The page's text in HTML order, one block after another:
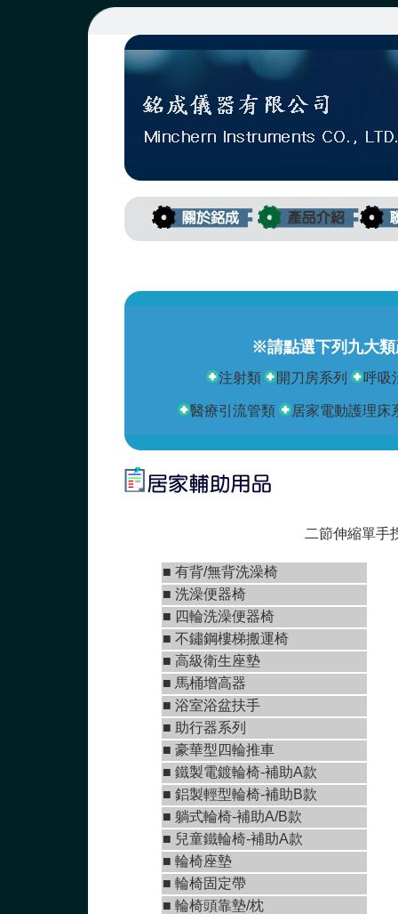
※請點選下列九大
注射類 開刀房系列 呼吸
醫療引流管類 居家電動護理床
二節伸縮單手
■ 有背/無背洗澡椅
■ 洗澡便器椅
■ 四輪洗澡便器椅
■ 不鏽鋼樓梯搬運椅
■ 高級衛生座墊
■ 馬桶增高器
■ 浴室浴盆扶手
■ 助行器系列
■ 豪華型四輪推車
■ 鐵製電鍍輪椅-補助A款
■ 鋁製輕型輪椅-補助B款
■ 躺式輪椅-補助A/B款
■ 兒童鐵輪椅-補助A款
■ 輪椅座墊
■ 輪椅固定帶
■ 輪椅頭靠墊/枕